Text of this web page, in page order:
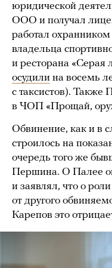
юридической
ООО и получал
работал
владельца
и ресторана
осудили на восемь
с таксистов). Также
в ЧОП «Прощай,
Обвинение, как и в
строилось на
очередь того же
Першина. О Палее
и заявлял, что о
от другого
Карепов это